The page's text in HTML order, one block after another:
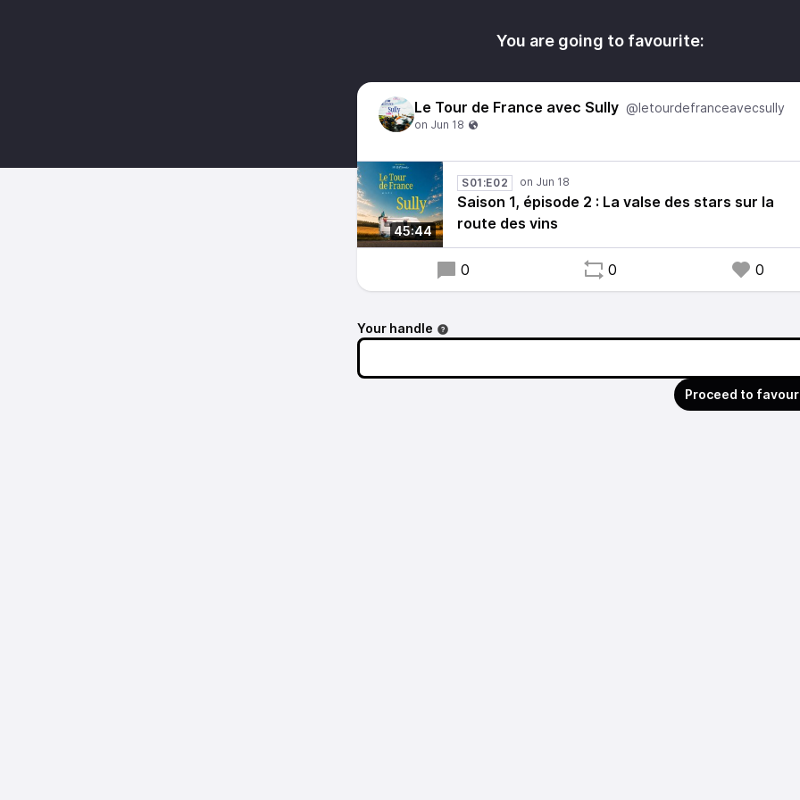
You are going to favourite:
Le Tour de France avec Sully @letourdefranceavecsully
45:44
S01:E02
Saison 1, épisode 2 : La valse des stars sur la
route des vins
0 0 0
Your handle
Proceed to